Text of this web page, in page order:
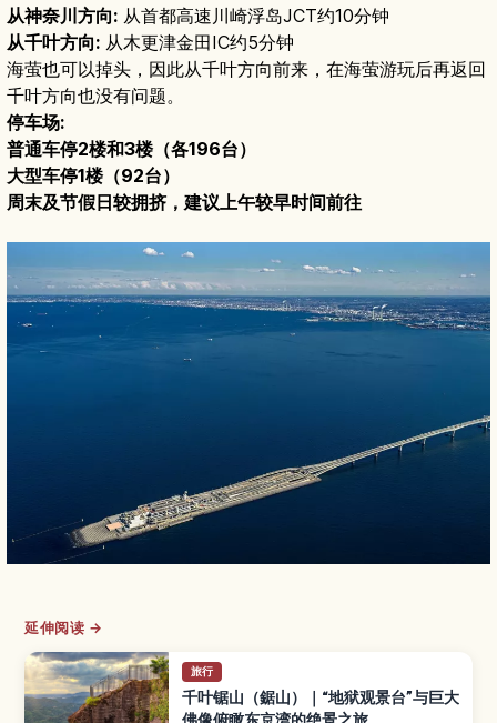
从神奈川方向: 从首都高速川崎浮岛JCT约10分钟
从千叶方向: 从木更津金田IC约5分钟
海萤也可以掉头，因此从千叶方向前来，在海萤游玩后再返回
千叶方向也没有问题。
停车场:
普通车停2楼和3楼（各196台）
大型车停1楼（92台）
周末及节假日较拥挤，建议上午较早时间前往
延伸阅读 →
旅行
千叶锯山（鋸山）｜“地狱观景台”与巨大